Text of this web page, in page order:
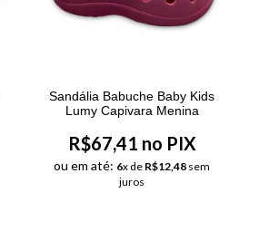
Sandália Babuche Baby Kids
Lumy Capivara Menina
R$67,41 no PIX
ou em até: 6x de R$12,48 sem
juros